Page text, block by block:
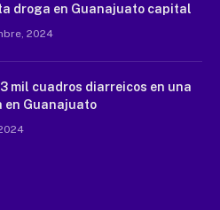
droga en Guanajuato capital
2024
3 mil cuadros diarreicos en una
en Guanajuato